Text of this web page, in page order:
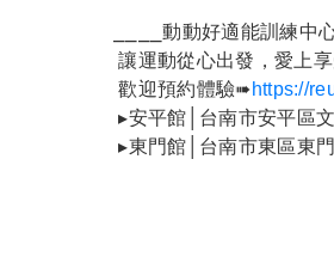
⎯⎯⎯⎯動動好適能訓練中
讓運動從心出發，愛上享
歡迎預約體驗➠https://
▸安平館│台南市安平區
▸東門館│台南市東區東